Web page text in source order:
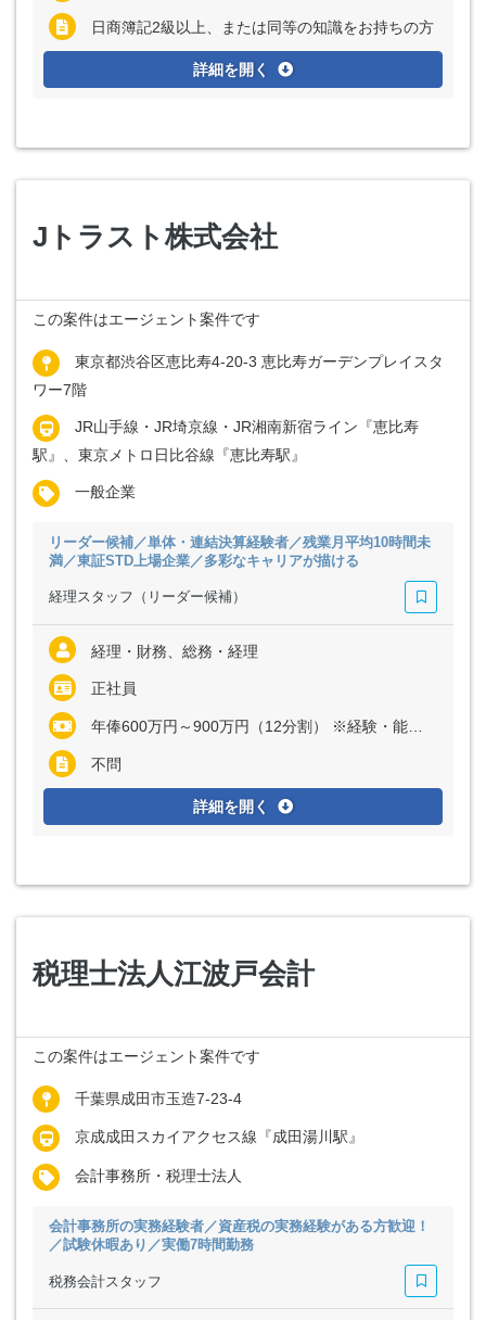
日商簿記2級以上、または同等の知識をお持ちの方
詳細を開く
Jトラスト株式会社
この案件はエージェント案件です
東京都渋谷区恵比寿4-20-3 恵比寿ガーデンプレイスタ
ワー7階
JR山手線・JR埼京線・JR湘南新宿ライン『恵比寿
駅』、東京メトロ日比谷線『恵比寿駅』
一般企業
リーダー候補／単体・連結決算経験者／残業月平均10時間未
満／東証STD上場企業／多彩なキャリアが描ける
経理スタッフ（リーダー候補）
経理・財務、総務・経理
正社員
年俸600万円～900万円（12分割） ※経験・能力など考慮の上、決定いたします
不問
詳細を開く
税理士法人江波戸会計
この案件はエージェント案件です
千葉県成田市玉造7-23-4
京成成田スカイアクセス線『成田湯川駅』
会計事務所・税理士法人
会計事務所の実務経験者／資産税の実務経験がある方歓迎！
／試験休暇あり／実働7時間勤務
税務会計スタッフ